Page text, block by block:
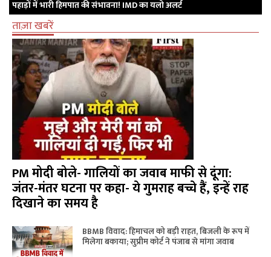
पहाड़ों में भारी हिमपात की संभावना! IMD का यलो अलर्ट
ताज़ा खबरें
PM मोदी बोले- गालियों का जवाब माफी से दूंगा:
जंतर-मंतर घटना पर कहा- ये गुमराह बच्चे हैं, इन्हें राह
दिखाने का समय है
BBMB विवाद: हिमाचल को बड़ी राहत, बिजली के रूप में
मिलेगा बकाया; सुप्रीम कोर्ट ने पंजाब से मांगा जवाब